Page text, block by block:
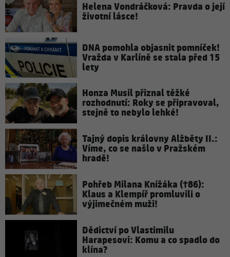
Helena Vondráčková: Pravda o její
životní lásce!
DNA pomohla objasnit pomníček!
Vražda v Karlíně se stala před 15
lety
Honza Musil přiznal těžké
rozhodnutí: Roky se připravoval,
stejně to nebylo lehké!
Tajný dopis královny Alžběty II.:
Víme, co se našlo v Pražském
hradě!
Pohřeb Milana Knížáka (†86):
Klaus a Klempíř promluvili o
výjimečném muži!
Dědictví po Vlastimilu
Harapesovi: Komu a co spadlo do
klína?